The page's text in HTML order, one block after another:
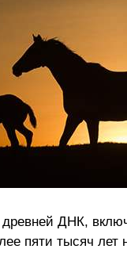
ДНК,
пяти тысяч лет